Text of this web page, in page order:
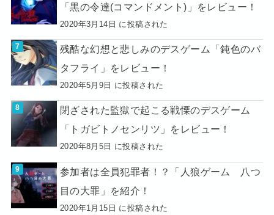
「黒の令達(コマンドメント)」をレビュー！
2020年3月14日 に投稿された
残酷な幻想と悲しみのデスゲーム「鈍色のバ
タフライ」をレビュー！
2020年5月9日 に投稿された
閉ざされた監獄で起こる戦慄のデスゲーム
「トガビトノセンリツ」をレビュー！
2020年8月5日 に投稿された
参加者は全員犯罪者！？「人狼ゲーム 八つ
目の大罪」を紹介！
2020年1月15日 に投稿された